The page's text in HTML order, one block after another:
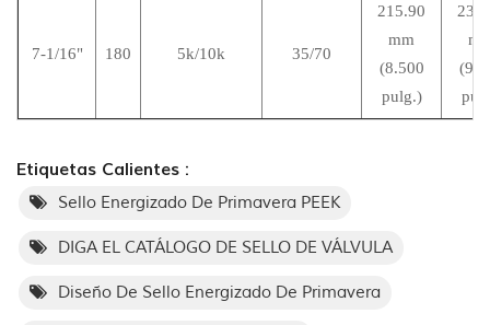
7-1/16" 180 5k/10k 35/70
215.90
mm
(8.500
pulg.)
Etiquetas Calientes :
Sello Energizado De Primavera PEEK
DIGA EL CATÁLOGO DE SELLO DE VÁLVULA
Diseño De Sello Energizado De Primavera